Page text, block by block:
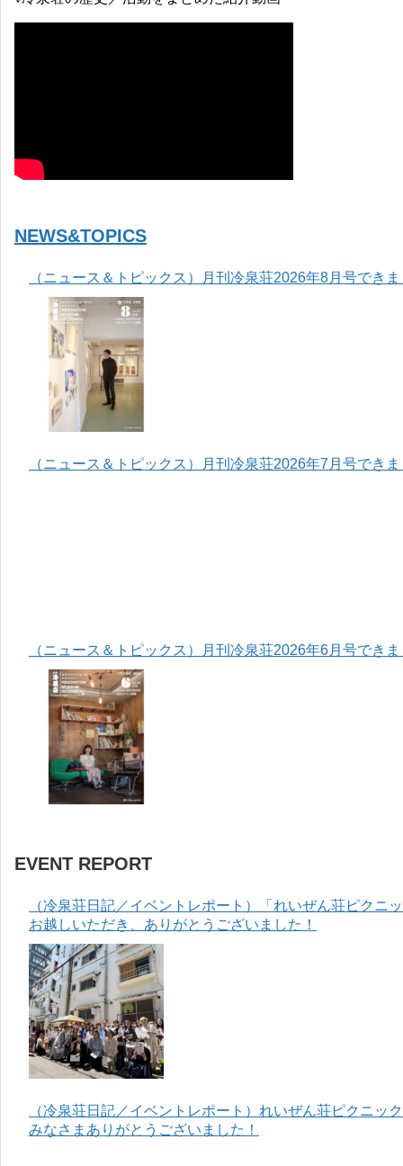
NEWS&TOPICS
（ニュース＆トピックス）月刊冷泉荘2026年8月号でき
（ニュース＆トピックス）月刊冷泉荘2026年7月号でき
（ニュース＆トピックス）月刊冷泉荘2026年6月号でき
EVENT REPORT
（冷泉荘日記／イベントレポート）「れいぜん荘ピクニ
お越しいただき、ありがとうございました！
（冷泉荘日記／イベントレポート）れいぜん荘ピクニッ
みなさまありがとうございました！